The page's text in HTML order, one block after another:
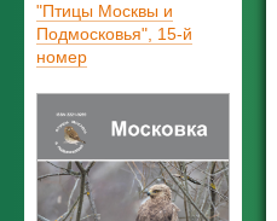
"Птицы Москвы и
Подмосковья", 15-й
номер